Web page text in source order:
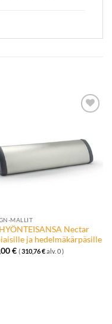
MALLIT
Nectar
ja hedelmäkärpäsille
€ (310,76€alv. 0 )